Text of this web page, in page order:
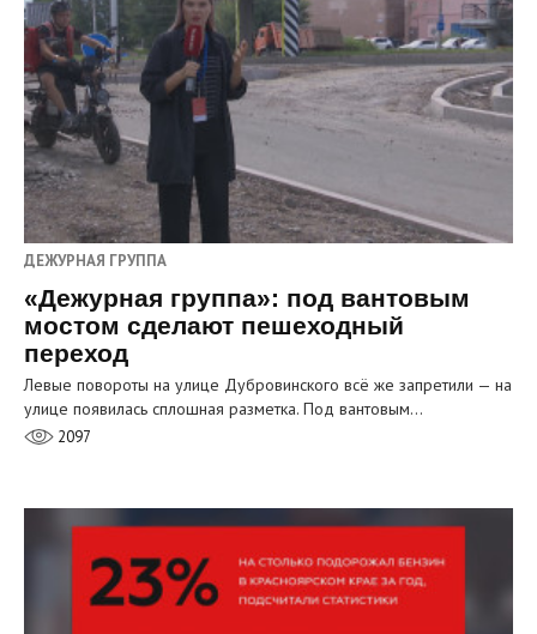
ДЕЖУРНАЯ ГРУППА
«Дежурная группа»: под вантовым
мостом сделают пешеходный
переход
Левые повороты на улице Дубровинского всё же запретили — на
улице появилась сплошная разметка. Под вантовым…
2097